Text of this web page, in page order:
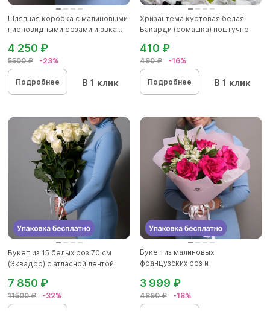
Шляпная коробка с малиновыми
пионовидными розами и эвка...
5500 ₽ -23%
4 250 ₽
Подробнее В 1 клик
Хризантема кустовая белая
Бакарди (ромашка) поштучно
490 ₽ -16%
410 ₽
Подробнее В 1 клик
Букет из 15 белых роз 70 см
(Эквадор) с атласной лентой
11500 ₽ -32%
7 850 ₽
Букет из малиновых
французских роз и
4890 ₽ -18%
3 999 ₽